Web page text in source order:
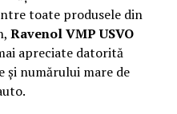
toate produsele din
Ravenol VMP USVO
apreciate datorită
și numărului mare de